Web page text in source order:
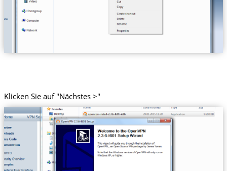
Klicken Sie auf "Nächstes >"